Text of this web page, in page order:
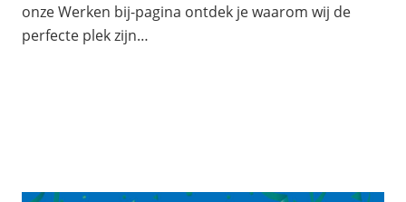
onze Werken bij-pagina ontdek je waarom wij de
perfecte plek zijn…